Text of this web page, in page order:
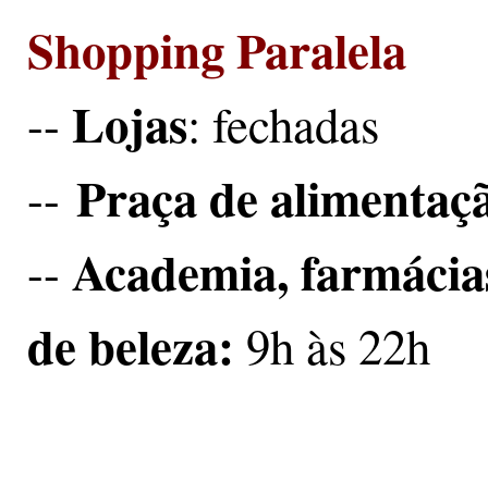
Shopping Paralela
-- Lojas: fechadas
-- Praça de
-- Academia,
de beleza: 9h às 22h